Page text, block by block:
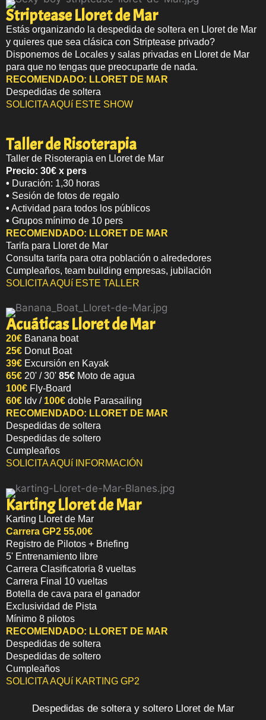
Striptease Lloret de Mar
Estás organizando la despedida de soltera en Lloret de Mar
y quieres que sea clásica con Striptease privado?
Disponemos de Locales y salas privadas en Lloret de Mar
para que no tengas que preocuparte de nada.
RECOMENDADO: LLORET DE MAR
Despedidas de soltera
SOLICITA AQUí ESTE SHOW
Taller de Risoterapia
Taller de Risoterapia en Lloret de Mar
Precio: 30€ x pers
• Duración: 1,30 horas
• Sesión de fotos de regalo
• Actividad para todos los públicos
• Grupos mínimo de 10 pers
RECOMENDADO: LLORET DE MAR
Tarifa para Lloret de Mar
Consulta tarifa para otra población o alrededores
Cumpleaños, team building empresas, jubilación
SOLICITA AQUí ESTE TALLER
Acuáticas Lloret de Mar​
20€ Banana boat
25€ Donut Boat
39€ Excursión en Kayak
65€ 20' / 30' 85€ Moto de agua
100€ Fly-Board
60€ Idv / 100€ doble Parasailing
RECOMENDADO: LLORET DE MAR
Despedidas de soltera
Despedidas de soltero
Cumpleaños
SOLICITA AQUí INFORMACIÓN
Karting Lloret de Mar
Karting Lloret de Mar
Carrera GP2 55,00€
Registro de Pilotos + Briefing
5' Entrenamiento libre
Carrera Clasificatoria 8 vueltas
Carrera Final 10 vueltas
Botella de cava para el ganador
Exclusividad de Pista
Mínimo 8 pilotos
RECOMENDADO: LLORET DE MAR
Despedidas de soltera
Despedidas de soltero
Cumpleaños
SOLICITA AQUí KARTING GP2
Despedidas de soltera y soltero Lloret de Mar